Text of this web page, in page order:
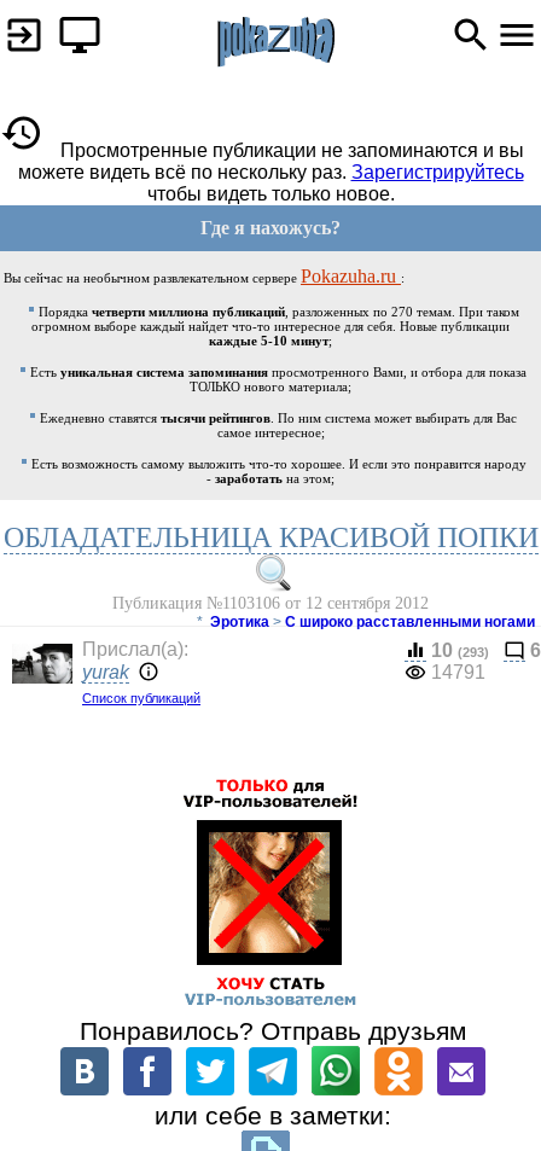
Просмотренные публикации не запоминаются и вы
можете видеть всё по нескольку раз. Зарегистрируйтесь
чтобы видеть только новое.
Где я нахожусь?
Вы сейчас на необычном развлекательном сервере Pokazuha.ru :
Порядка четверти миллиона публикаций, разложенных по 270 темам. При таком
огромном выборе каждый найдет что-то интересное для себя. Новые публикации
каждые 5-10 минут;
Есть уникальная система запоминания просмотренного Вами, и отбора для показа
ТОЛЬКО нового материала;
Ежедневно ставятся тысячи рейтингов . По ним система может выбирать для Вас
самое интересное;
Есть возможность самому выложить что-то хорошее. И если это понравится народу
- заработать на этом;
ОБЛАДАТЕЛЬНИЦА КРАСИВОЙ ПОПКИ
Публикация №1103106 от 12 сентября 2012
* Эротика > С широко расставленными ногами
Прислал(a):
yurak
Список публикаций
10 (293)
6
14791
Понравилось? Отправь друзьям
или себе в заметки: